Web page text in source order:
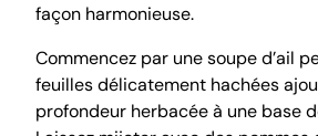
façon harmonieuse.
Commencez par une soupe d’ail
feuilles délicatement hachées
profondeur herbacée à une base